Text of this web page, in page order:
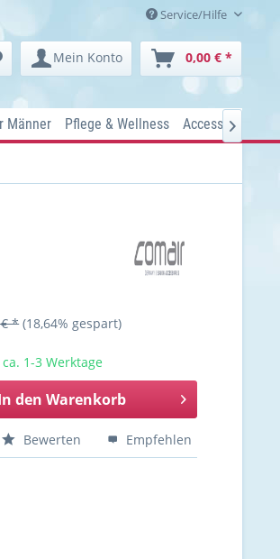
Service/Hilfe
Mein Konto 0,00 € *
Männer Pflege & Wellness Accessoires

* (18,64% gespart)
1-3 Werktage
den Warenkorb
Bewerten Empfehlen